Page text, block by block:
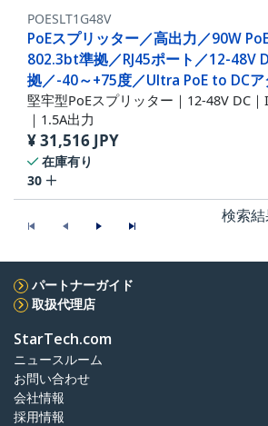
POESLT1G48V
PoEスプリッター／高出力／90W
802.3bt準拠／RJ45ポート／12-48V
拠／-40～+75度／Ultra PoE to DC
堅牢型PoEスプリッター｜12-48V DC
｜1.5A出力
¥31,516 JPY
在庫有り
30
検索
パートナーガイド
取扱代理店
StarTech.com
ニュースルーム
お問い合わせ
会社情報
採用情報